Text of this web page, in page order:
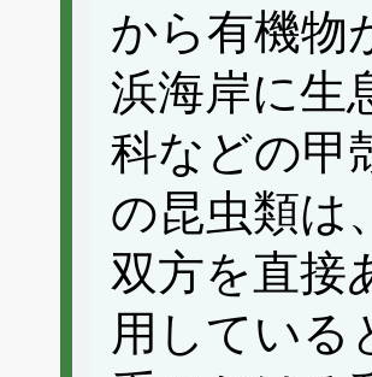
から有機物
浜海岸に生
科などの甲
の昆虫類は
双方を直接
用している